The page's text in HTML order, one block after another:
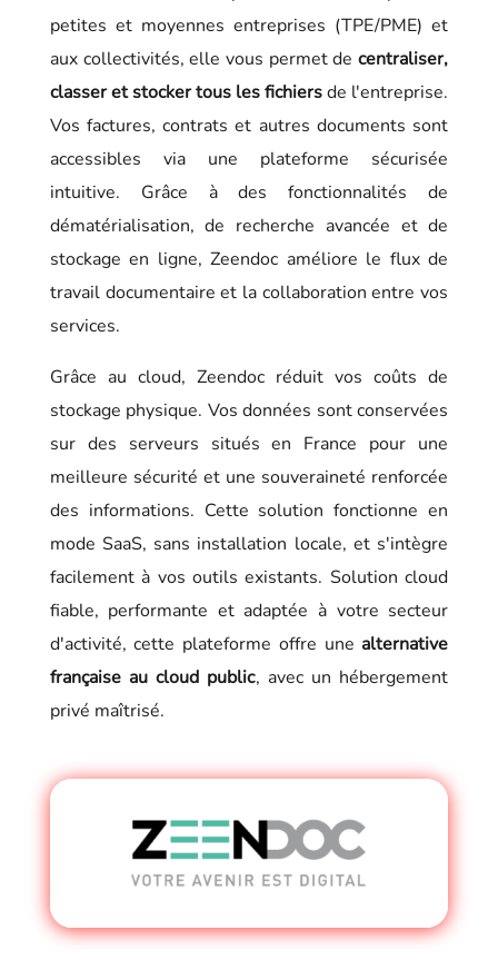
petites et moyennes entreprises (TPE/PME) et
aux collectivités, elle vous permet decentraliser,
classer et stocker tous les fichiersde l'entreprise.
Vos factures, contrats et autres documents sont
accessibles via une plateforme sécurisée
intuitive. Grâce à des fonctionnalités de
dématérialisation, de recherche avancée et de
stockage en ligne, Zeendoc améliore le flux de
travail documentaire et la collaboration entre vos
services.
Grâce au cloud, Zeendoc réduit vos coûts de
stockage physique. Vos données sont conservées
sur des serveurs situés en France pour une
meilleure sécurité et une souveraineté renforcée
des informations. Cette solution fonctionne en
mode SaaS, sans installation locale, et s'intègre
facilement à vos outils existants. Solution cloud
fiable, performante et adaptée à votre secteur
d'activité, cette plateforme offre une alternative
française au cloud public, avec un hébergement
privé maîtrisé.